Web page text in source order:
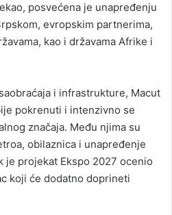
posvećena je unapređenju
evropskim partnerima,
kao i državama Afrike i
i infrastrukture, Macut
pokrenuti i intenzivno se
značaja. Među njima su
obilaznica i unapređenje
je projekat Ekspo 2027 ocenio
koji će dodatno doprineti